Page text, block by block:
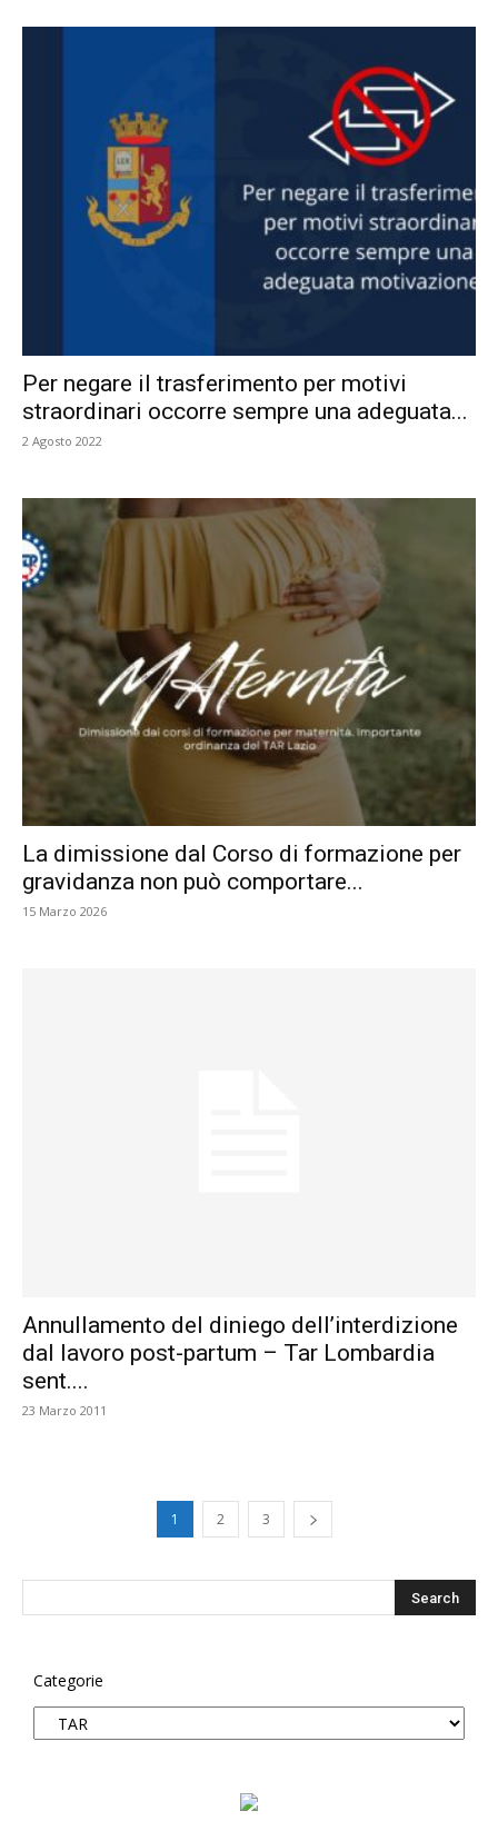
Per negare il trasferimento per motivi
straordinari occorre sempre una adeguata...
2 Agosto 2022
La dimissione dal Corso di formazione per
gravidanza non può comportare...
15 Marzo 2026
Annullamento del diniego dell’interdizione
dal lavoro post-partum – Tar Lombardia
sent....
23 Marzo 2011
1 2 3
Categorie